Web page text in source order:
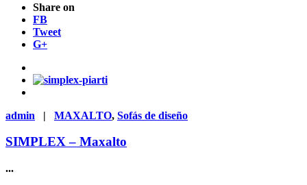
Share on
FB
Tweet
G+
admin | MAXALTO, Sofás de diseño
SIMPLEX – Maxalto
...